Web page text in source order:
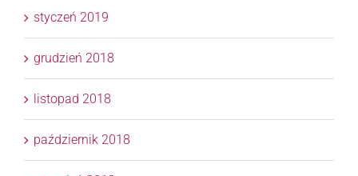
styczeń 2019
grudzień 2018
listopad 2018
październik 2018